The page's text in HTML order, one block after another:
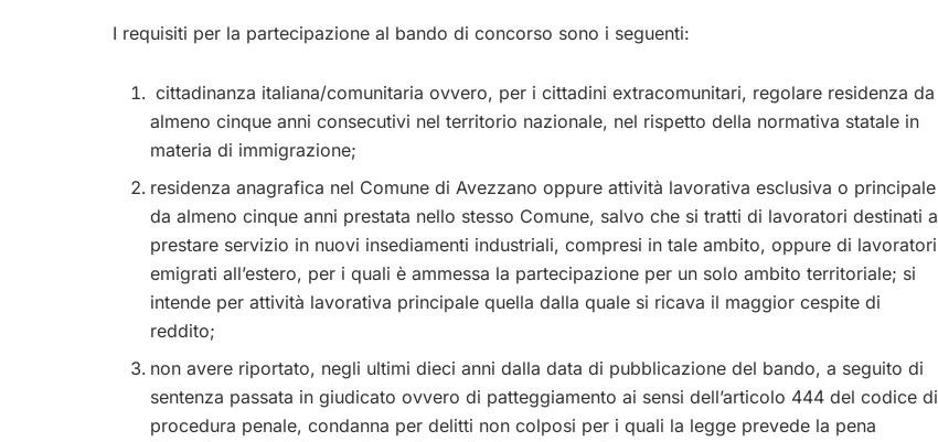
I requisiti per la partecipazione al bando di concorso sono i seguenti:
cittadinanza italiana/comunitaria ovvero, per i cittadini extracomunitari, regolare residenza da
almeno cinque anni consecutivi nel territorio nazionale, nel rispetto della normativa statale in
materia di immigrazione;
residenza anagrafica nel Comune di Avezzano oppure attività lavorativa esclusiva o principale
da almeno cinque anni prestata nello stesso Comune, salvo che si tratti di lavoratori destinati a
prestare servizio in nuovi insediamenti industriali, compresi in tale ambito, oppure di lavoratori
emigrati all’estero, per i quali è ammessa la partecipazione per un solo ambito territoriale; si
intende per attività lavorativa principale quella dalla quale si ricava il maggior cespite di
reddito;
non avere riportato, negli ultimi dieci anni dalla data di pubblicazione del bando, a seguito di
sentenza passata in giudicato ovvero di patteggiamento ai sensi dell’articolo 444 del codice di
procedura penale, condanna per delitti non colposi per i quali la legge prevede la pena